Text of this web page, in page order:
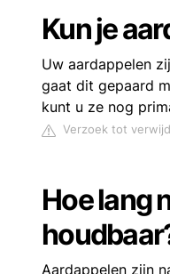
Kun je
Uw aardappelen
gaat dit gepaard
kunt u ze nog
Verzoek tot
Hoe lang
Aardappelen zijn